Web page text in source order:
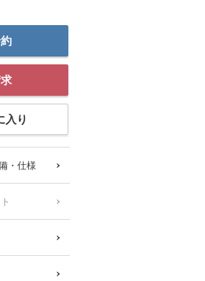
入り
・仕様